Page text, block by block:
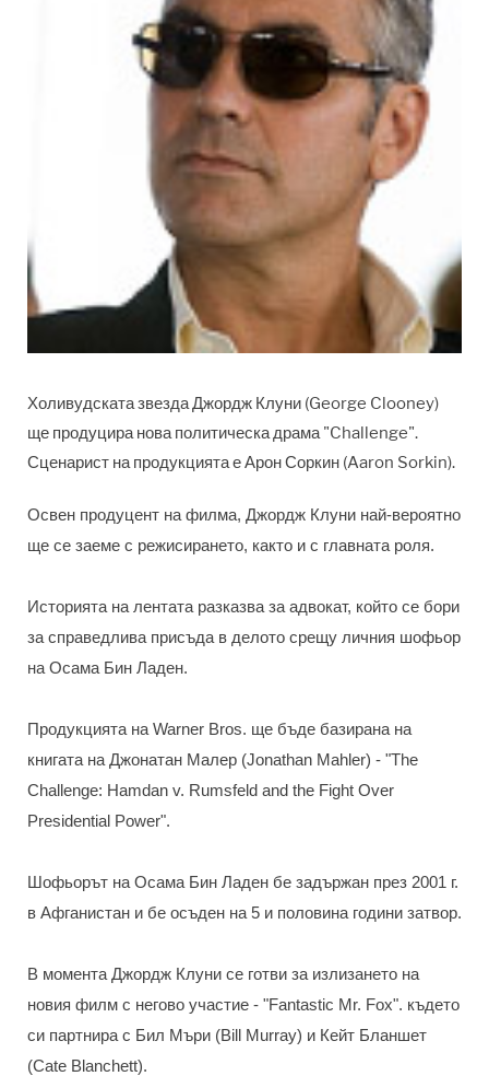
Холивудската звезда Джордж Клуни (George Clooney)
ще продуцира нова политическа драма "Challenge".
Сценарист на продукцията е Арон Соркин (Aaron Sorkin).
Освен продуцент на филма, Джордж Клуни най-вероятно
ще се заеме с режисирането, както и с главната роля.
Историята на лентата разказва за адвокат, който се бори
за справедлива присъда в делото срещу личния шофьор
на Осама Бин Ладен.
Продукцията на Warner Bros. ще бъде базирана на
книгата на Джонатан Малер (Jonathan Mahler) - "The
Challenge: Hamdan v. Rumsfeld and the Fight Over
Presidential Power".
Шофьорът на Осама Бин Ладен бе задържан през 2001 г.
в Афганистан и бе осъден на 5 и половина години затвор.
В момента Джордж Клуни се готви за излизането на
новия филм с негово участие - "Fantastic Mr. Fox". където
си партнира с Бил Мъри (Bill Murray) и Кейт Бланшет
(Cate Blanchett).